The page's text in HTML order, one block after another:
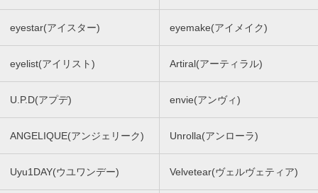
eyestar(アイスター) eyemake(アイメイク)
eyelist(アイリスト) Artiral(アーティラル)
U.P.D(アプデ) envie(アンヴィ)
ANGELIQUE(アンジェリーク) Unrolla(アンローラ)
Uyu1DAY(ウユワンデー) Velvetear(ヴェルヴェティア)